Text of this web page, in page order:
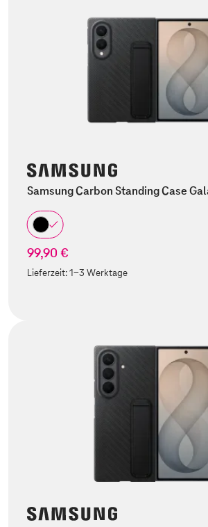
Samsung Carbon Standing Case
99,90 €
Lieferzeit:1-3 Werktage